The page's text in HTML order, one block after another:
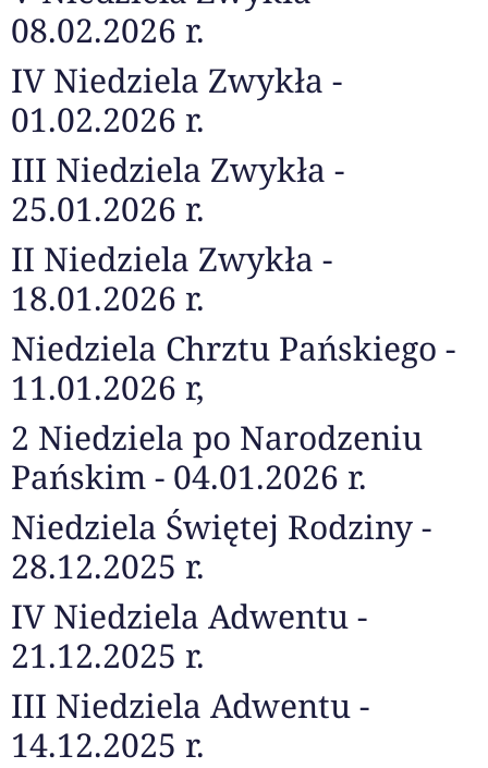
08.02.2026 r.
IV Niedziela Zwykła -
01.02.2026 r.
III Niedziela Zwykła -
25.01.2026 r.
II Niedziela Zwykła -
18.01.2026 r.
Niedziela Chrztu Pańskiego -
11.01.2026 r,
2 Niedziela po Narodzeniu
Pańskim - 04.01.2026 r.
Niedziela Świętej Rodziny -
28.12.2025 r.
IV Niedziela Adwentu -
21.12.2025 r.
III Niedziela Adwentu -
14.12.2025 r.